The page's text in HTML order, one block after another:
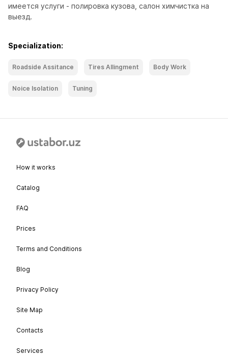
имеется услуги - полировка кузова, салон химчистка на
выезд.
Specialization:
Roadside Assitance Tires Allingment Body Work
Noice Isolation Tuning
How it works
Catalog
FAQ
Prices
Terms and Conditions
Blog
Privacy Policy
Site Map
Contacts
Services